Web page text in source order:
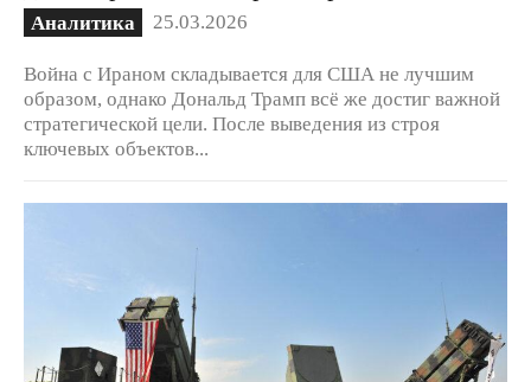
Аналитика 25.03.2026
Война с Ираном складывается для США не лучшим
образом, однако Дональд Трамп всё же достиг важной
стратегической цели. После выведения из строя
ключевых объектов...